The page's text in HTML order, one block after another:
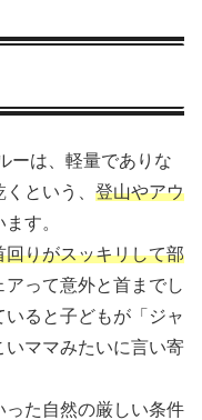
ーは、軽量でありな
という、 登山やアウ
す。
りがスッキリして部
アって意外と首までし
ると子どもが「ジャ
いママみたいに言い寄
た自然の厳しい条件